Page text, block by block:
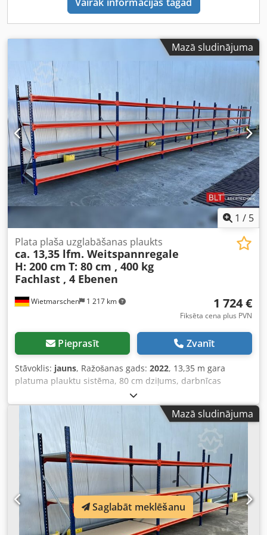
summu. Transports: Ja vēlaties, piegādi nodrošina mūsu
sadarbības loģistikas partneri (izmaksas atkarīgas no pasta
personāls pēc vajadzības palīdzēs ar profesionālu Jūsu
uzņēmuma aprīkojuma montāžu un demontāžu. Mūsu
ieteikums: Norādiet mums savas vajadzības! Mēs
palīdzēsim realizēt Jūsu ieceres no plānošanas,
komplektācijas līdz montāžai.
Mazā sludinājuma
1 / 5
Wietmarschen 1 217 km
Plata plaša uzglabāšanas plaukts
ca. 13,35 lfm. Weitspannregale
H: 200 cm T: 80 cm , 400 kg
Fachlast , 4 Ebenen
1 724 €
Fiksēta cena plus PVN
Pieprasīt Zvanīt
Stāvoklis: jauns, Ražošanas gads: 2022, 13,35 m gara
platuma plauktu sistēma, 80 cm dziļums, darbnīcas
plaukti, noliktavas plaukti, liela izmēra plaukti, rokas
noliktavas plaukti, plauktu sistēmas, sīko detaļu glabātuves
plaukti Tehniskie dati: - Augstums: apm. 200 cm - Dziļums:
apm. 80 cm - Garums: apm. 13,35 m gara platuma Plaukta
komplektācijā ietilpst: - 08 x plaukta rāmji apm. 200 x 80
cm, izjaukti - 56 x šķērssijas apm. 185 cm - 28 x uzklāšanas
plaukti apm. 184,5 x 79,5 cm - 56 x apakšējās sijas / slodzes
izkliedētāji - Iekļauti drošības tapas - Modelis: BLT, tips
WR20/80 Crjdpfx Acozrvvisbsf - Slodze: 400 kg uz plauktu
vienmērīgai slodzes sadalei - Līmeņi: 4 uzglabāšanas
līmeņi - Dabiska skaidu plātne - Stāvietis - zils - Apakšsija -
cinkota - Jauna prece no noliktavas - Pieejami arī citi
Mazā sludinājuma
Saglabāt meklēšanu